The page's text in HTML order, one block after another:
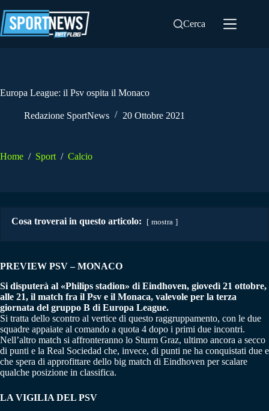
al
contenuto
Cerca
Europa League: il Psv ospita il Monaco
Redazione SportNews 20 Ottobre 2021
Home / Sport / Calcio
Cosa troverai in questo articolo: mostra
PREVIEW PSV – MONACO
Si disputerà al «Philips stadion» di Eindhoven, giovedì 21 ottobre,
alle 21, il match fra il Psv e il Monaca, valevole per la terza
giornata del gruppo B di Europa League.
Si tratta dello scontro al vertice di questo raggruppamento, con le due
squadre appaiate al comando a quota 4 dopo i primi due incontri.
Nell’altro match si affronteranno lo Sturm Graz, ultimo ancora a secco
di punti e la Real Sociedad che, invece, di punti ne ha conquistati due e
che spera di approfittare dello big match di Eindhoven per scalare
qualche posizione in classifica.
LA VIGILIA DEL PSV